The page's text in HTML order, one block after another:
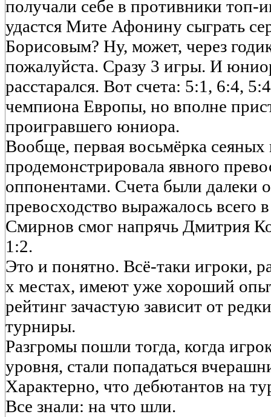
получали себе в противники топ-
удастся Мите Афонину сыграть
Борисовым? Ну, может, через
пожалуйста. Сразу 3 игры. И
расстарался. Вот счета: 5:1, 6:4,
чемпиона Европы, но вполне
проигравшего юниора.
Вообще, первая восьмёрка сеяных
продемонстрировала явного
оппонентами. Счета были далеки
превосходство выражалось всего
Смирнов смог напрячь Дмитрия
1:2.
Это и понятно. Всё-таки игроки,
х местах, имеют уже хороший
рейтинг зачастую зависит от
турниры.
Разгромы пошли тогда, когда
уровня, стали попадаться
Характерно, что дебютантов на
Все знали: на что шли.